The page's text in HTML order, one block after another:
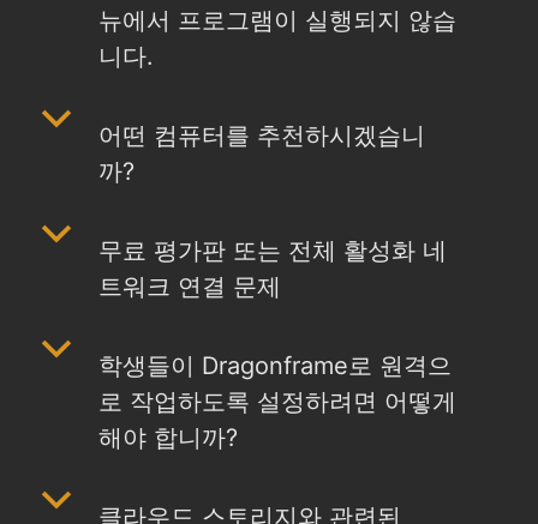
뉴에서 프로그램이 실행되지 않습
니다.
b
어떤 컴퓨터를 추천하시겠습니
까?
b
무료 평가판 또는 전체 활성화 네
트워크 연결 문제
b
학생들이 Dragonframe로 원격으
로 작업하도록 설정하려면 어떻게
해야 합니까?
b
클라우드 스토리지와 관련된